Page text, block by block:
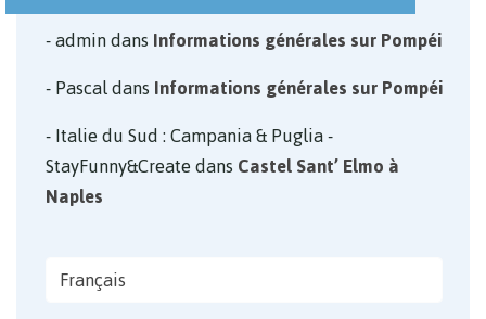
admindansInformations générales sur Pompéi
PascaldansInformations générales sur Pompéi
Italie du Sud : Campania & Puglia -
StayFunny&CreatedansCastel Sant’ Elmo à
Naples
Français